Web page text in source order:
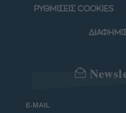
ΡΥΘΜΙΣΕΙΣ COOKIES